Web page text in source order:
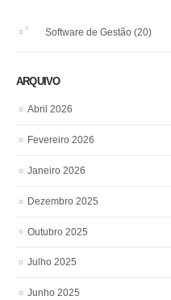
Software de Gestão (20)
ARQUIVO
Abril 2026
Fevereiro 2026
Janeiro 2026
Dezembro 2025
Outubro 2025
Julho 2025
Junho 2025